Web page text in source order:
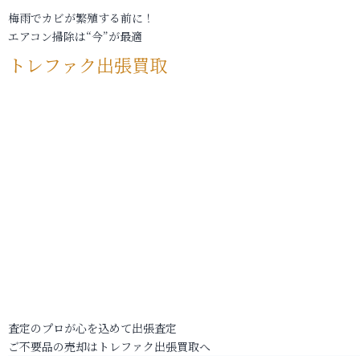
梅雨でカビが繁殖する前に！
エアコン掃除は“今”が最適
トレファク出張買取
査定のプロが心を込めて出張査定
ご不要品の売却はトレファク出張買取へ